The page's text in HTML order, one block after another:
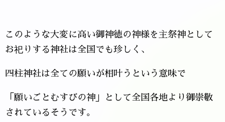
このような大変に高い御神徳の神様を主祭神として
お祀りする神社は全国でも珍しく、
四柱神社は全ての願いが相叶うという意味で
「願いごとむすびの神」として全国各地より御崇敬
されているそうです。